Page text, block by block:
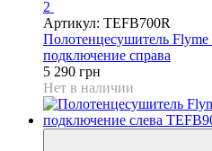
2
Артикул: TEFB700R
Полотенцесушитель
подключение справа
5 290 грн
Нет в наличии